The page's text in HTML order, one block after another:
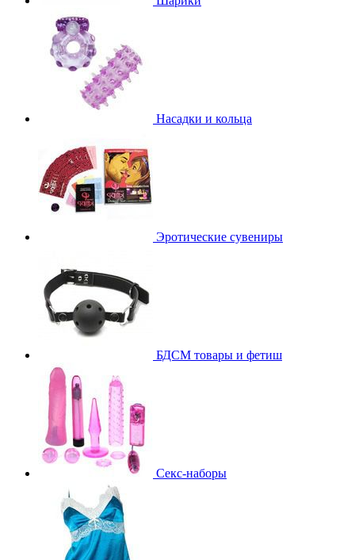
Насадки и кольца
Эротические сувениры
БДСМ товары и фетиш
Секс-наборы